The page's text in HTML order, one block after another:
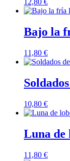
12,80 €
Bajo la
11,80 €
10,80 €
Luna de
11,80 €